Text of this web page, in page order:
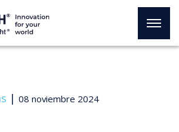
| 08 noviembre 2024